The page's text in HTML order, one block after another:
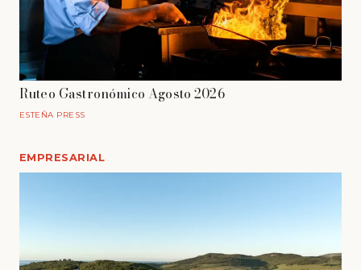
Ruteo Gastronómico Agosto 2026
ESTEÑA PRESS
EMPRESARIAL